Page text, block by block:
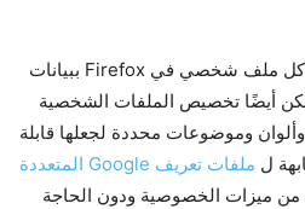
مثل حاويات الحساب، يحتفظ كل ملف شخصي في Firefox ببيانات
أيضًا تخصيص الملفات الشخصية
وموضوعات محددة لجعلها قابلة
ل
ملفات تعريف Google المتعددة
من ميزات الخصوصية ودون الحاجة